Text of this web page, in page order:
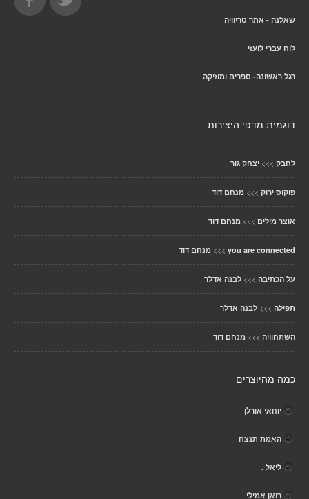
שאלנה - אתר טריוויה
לוח עברי לועזי
רגל ראשונה- ספרים ומוזיקה
דוגמית מדפי היצירות
לחבק >>> יצחק גור
פוקוס ירוק >>> מנחם דוד
אוצר מילים >>> מנחם דוד
you are connected
>>> מנחם דוד
על הכתיבה >>> לבנה אדלר
תפילה >>> לבנה אדלר
השתחוויה >>> מנחם דוד
כמה מהיוצרים
יוחאי אורלן
האמת תנצח
ליאל .
רואן אמילי